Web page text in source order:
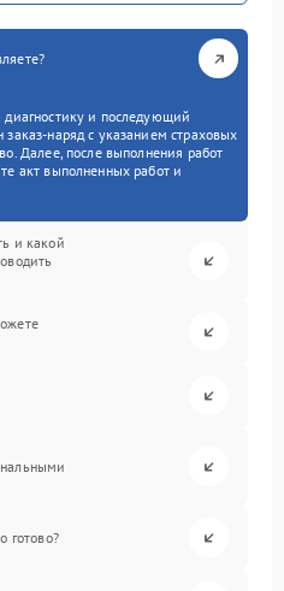
диагностику и последующий
заказ-наряд с указанием страховых
Далее, после выполнения работ
акт выполненных работ и
и какой
готово?